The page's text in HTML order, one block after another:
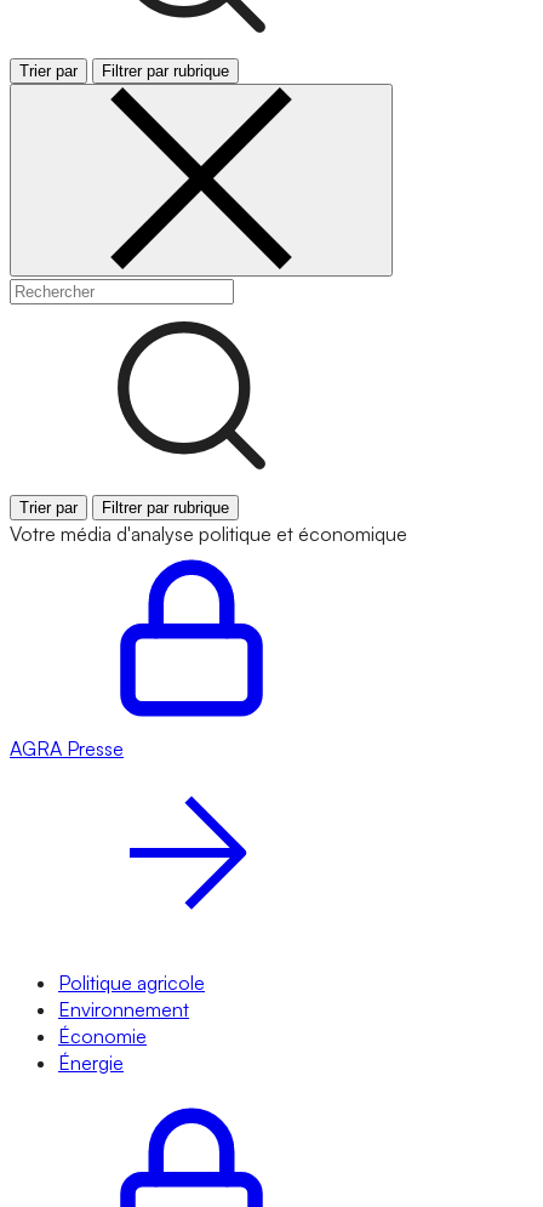
Trier par Filtrer par rubrique
Trier par Filtrer par rubrique
Votre média d'analyse politique et économique
AGRA Presse
Politique agricole
Environnement
Économie
Énergie